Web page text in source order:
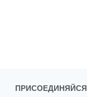
ПРИСОЕДИНЯЙСЯ